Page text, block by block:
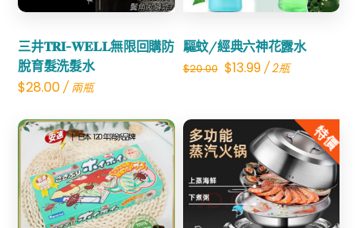
三井𝐓𝐑𝐈-𝐖𝐄𝐋𝐋無限回購防
脫育髮洗髮水
$28.00 / 兩瓶
驅蚊/經典六神花露水
$20.00 Original
was:
$20.00.
$13.99Current
is:
$13.99.
/ 2瓶
Share
特價
Share